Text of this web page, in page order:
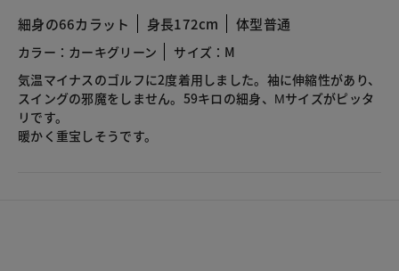
細身の66カラット 身長172cm 体型普通
カラー：カーキグリーン
サイズ：M
気温マイナスのゴルフに2度着用しました。袖に伸縮性があり、
スイングの邪魔をしません。59キロの細身、Мサイズがピッタ
リです。
暖かく重宝しそうです。